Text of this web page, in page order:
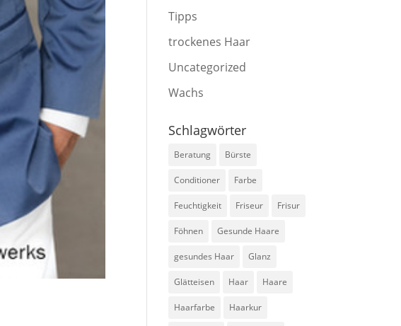
Tipps
trockenes Haar
Uncategorized
Wachs
Schlagwörter
Beratung Bürste
Conditioner Farbe
Feuchtigkeit Friseur Frisur
Föhnen Gesunde Haare
gesundes Haar Glanz
Glätteisen Haar Haare
Haarfarbe Haarkur